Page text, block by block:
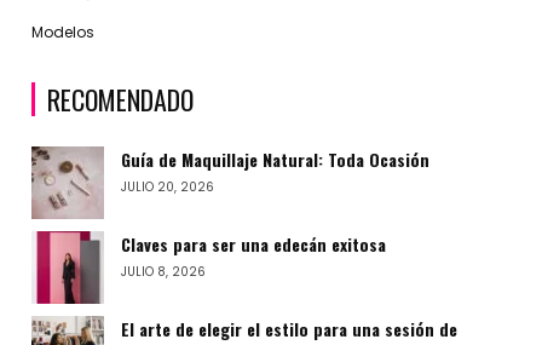
Modelos
RECOMENDADO
Guía de Maquillaje Natural: Toda Ocasión
JULIO 20, 2026
Claves para ser una edecán exitosa
JULIO 8, 2026
El arte de elegir el estilo para una sesión de